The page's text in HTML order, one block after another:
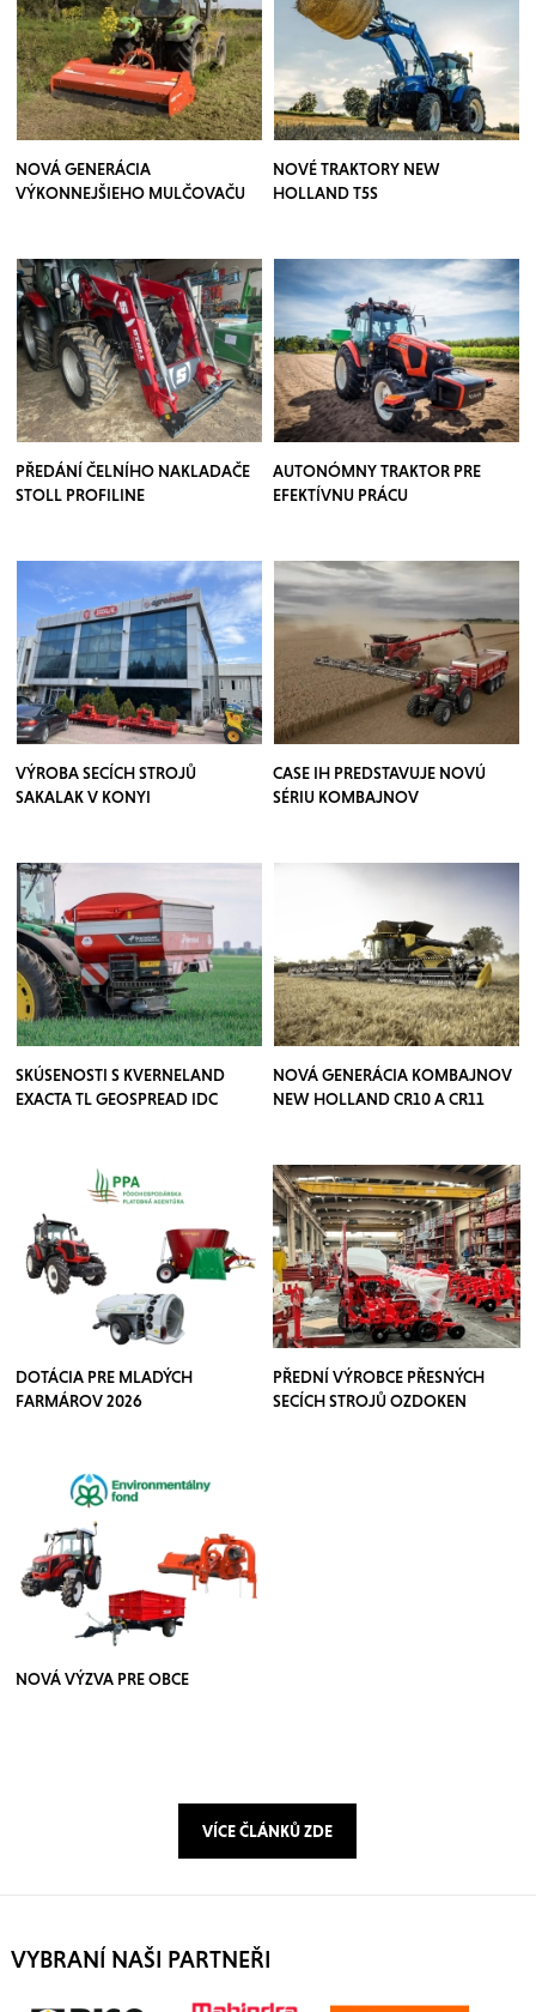
NOVÁ GENERÁCIA
VÝKONNEJŠIEHO MULČOVAČU
NOVÉ TRAKTORY NEW
HOLLAND T5S
PŘEDÁNÍ ČELNÍHO NAKLADAČE
STOLL PROFILINE
AUTONÓMNY TRAKTOR PRE
EFEKTÍVNU PRÁCU
VÝROBA SECÍCH STROJŮ
SAKALAK V KONYI
CASE IH PREDSTAVUJE NOVÚ
SÉRIU KOMBAJNOV
SKÚSENOSTI S KVERNELAND
EXACTA TL GEOSPREAD IDC
NOVÁ GENERÁCIA KOMBAJNOV
NEW HOLLAND CR10 A CR11
DOTÁCIA PRE MLADÝCH
FARMÁROV 2026
PŘEDNÍ VÝROBCE PŘESNÝCH
SECÍCH STROJŮ OZDOKEN
NOVÁ VÝZVA PRE OBCE
VÍCE ČLÁNKŮ ZDE
VYBRANÍ NAŠI PARTNEŘI